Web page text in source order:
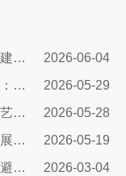
北美会展服务全解析：专业展台设计搭建，助力企业深耕北美市场
2026-06-04
法国异地在线教育展文化展台布置方案：兼顾品牌质感与引流转化
2026-05-29
奥地利绿色会展搭建：标准、材料、工艺与落地全解
2026-05-28
全球时尚产业的风向标：意大利服饰展展台设计公司
2026-05-19
德国跨境光伏展全流程展台搭建服务：避坑指南+落地实操，搞定合规与吸睛双核心
2026-03-04